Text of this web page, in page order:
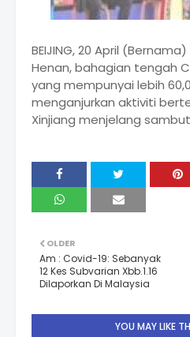
BEIJING, 20 April
Henan, bahagian tengah
yang mempunyai lebih
menganjurkan aktiviti
Xinjiang menjelang
OLDER
Am : Covid-19: Sebanyak
12 Kes Subvarian Xbb.1.16
Dilaporkan Di Malaysia
YOU MAY LIKE